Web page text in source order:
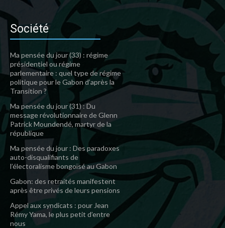
Société
Ma pensée du jour (33) : régime
présidentiel ou régime
parlementaire : quel type de régime
politique pour le Gabon d’après la
Transition ?
Ma pensée du jour (31) : Du
message révolutionnaire de Glenn
Patrick Moundendé, martyr de la
république
Ma pensée du jour : Des paradoxes
auto-disqualifiants de
l’électoralisme bongoïsé au Gabon
Gabon: des retraités manifestent
après être privés de leurs pensions
Appel aux syndicats : pour Jean
Rémy Yama, le plus petit d’entre
nous